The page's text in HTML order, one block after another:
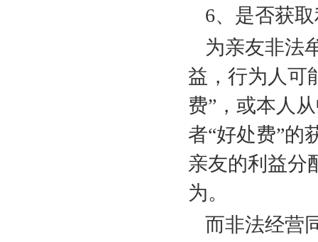
6、是否获
为亲友非法
益，行为人可
费”，或本人
者“好处费”的
亲友的利益分
为。
而非法经营